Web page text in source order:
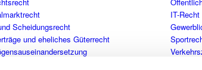
Scheidungsrecht
und eheliches Güterrecht
IT-